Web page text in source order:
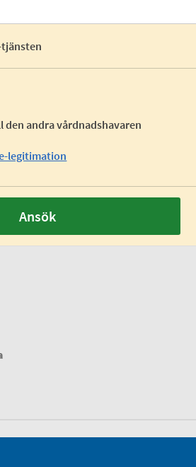
tjänsten
den andra vårdnadshavaren
legitimation
Ansök